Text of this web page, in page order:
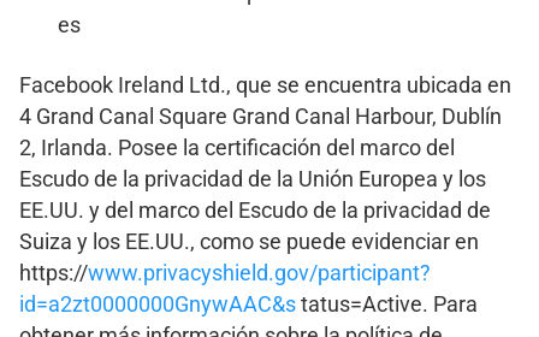
es
Facebook Ireland Ltd., que se encuentra ubicada en
4 Grand Canal Square Grand Canal Harbour, Dublín
2, Irlanda. Posee la certificación del marco del
Escudo de la privacidad de la Unión Europea y los
EE.UU. y del marco del Escudo de la privacidad de
Suiza y los EE.UU., como se puede evidenciar en
https://www.privacyshield.gov/participant?
id=a2zt0000000GnywAAC&s tatus=Active. Para